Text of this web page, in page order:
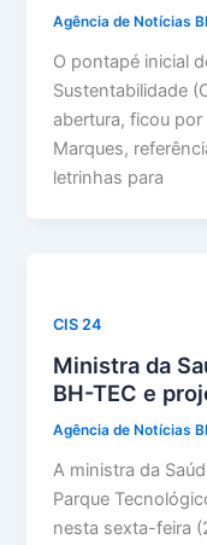
Agência de Notícias
O pontapé inicial
Sustentabilidade
abertura, ficou
Marques,
letrinhas para
CIS 24
Ministra da
BH-TEC e
Agência de Notícias
A ministra da
Parque
nesta sexta-feira